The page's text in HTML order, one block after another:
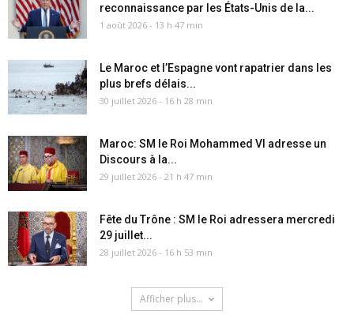
reconnaissance par les États-Unis de la...
1 août 2026 - 13 h 47 min
Le Maroc et l’Espagne vont rapatrier dans les
plus brefs délais...
30 juillet 2026 - 16 h 28 min
Maroc: SM le Roi Mohammed VI adresse un
Discours à la...
29 juillet 2026 - 21 h 47 min
Fête du Trône : SM le Roi adressera mercredi
29 juillet...
28 juillet 2026 - 16 h 53 min
Afficher plus...